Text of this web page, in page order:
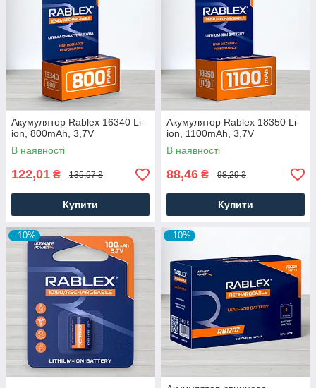
Акумулятор Rablex 16340 Li-
ion, 800mAh, 3,7V
В наявності
122,01 ₴ 135,57 ₴
Купити
Акумулятор Rablex 18350 Li-
ion, 1100mAh, 3,7V
В наявності
88,46 ₴ 98,29 ₴
Купити
–10% –10%